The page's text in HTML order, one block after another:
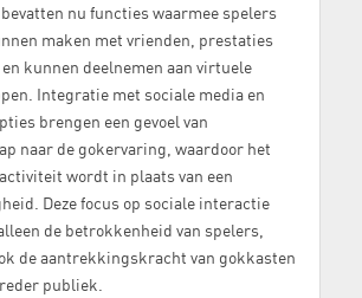
nu functies waarmee spelers
maken met vrienden, prestaties
kunnen deelnemen aan virtuele
Integratie met sociale media en
brengen een gevoel van
naar de gokervaring, waardoor het
wordt in plaats van een
Deze focus op sociale interactie
de betrokkenheid van spelers,
de aantrekkingskracht van gokkasten
publiek.